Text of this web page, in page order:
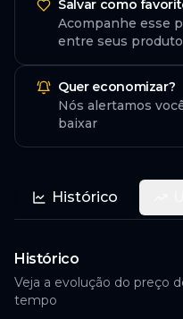
Salvar como
Acompanhe esse
entre seus
Quer economizar?
Nós alertamos
baixar
Histórico
Histórico
Veja a evolução do preço
tempo